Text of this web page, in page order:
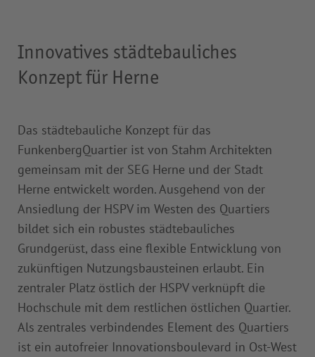
Innovatives städtebauliches
Konzept für Herne
Das städtebauliche Konzept für das
FunkenbergQuartier ist von Stahm Architekten
gemeinsam mit der SEG Herne und der Stadt
Herne entwickelt worden. Ausgehend von der
Ansiedlung der HSPV im Westen des Quartiers
bildet sich ein robustes städtebauliches
Grundgerüst, dass eine flexible Entwicklung von
zukünftigen Nutzungsbausteinen erlaubt. Ein
zentraler Platz östlich der HSPV verknüpft die
Hochschule mit dem restlichen östlichen Quartier.
Als zentrales verbindendes Element des Quartiers
ist ein autofreier Innovationsboulevard in Ost-West